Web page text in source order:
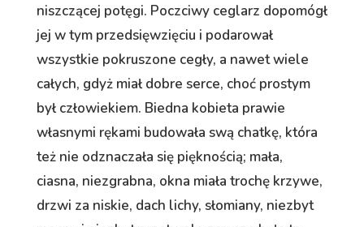
niszczącej potęgi. Poczciwy ceglarz dopomógł
jej w tym przedsięwzięciu i podarował
wszystkie pokruszone cegły, a nawet wiele
całych, gdyż miał dobre serce, choć prostym
był człowiekiem. Biedna kobieta prawie
własnymi rękami budowała swą chatkę, która
też nie odznaczała się pięknością; mała,
ciasna, niezgrabna, okna miała trochę krzywe,
drzwi za niskie, dach lichy, słomiany, niezbyt